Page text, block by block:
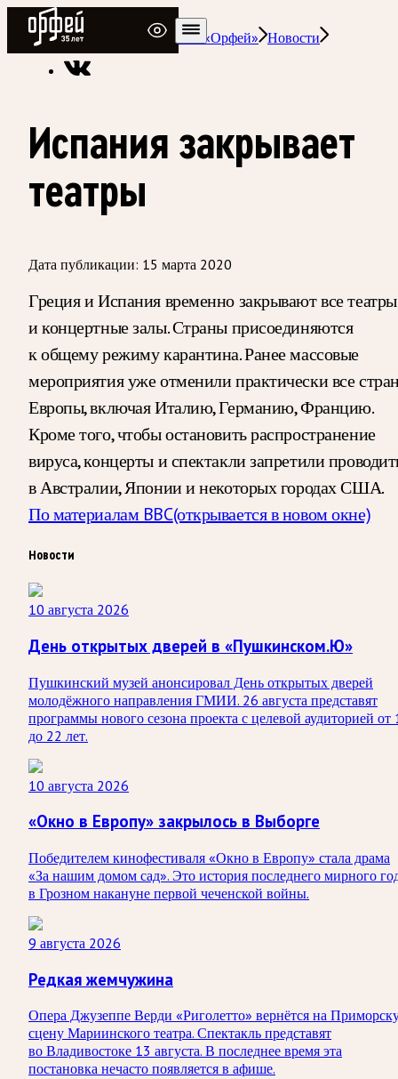
Радио Орфей
Радио классической музыки «Орфей» Новости
Испания закрывает
театры
Дата публикации: 15 марта 2020
Греция и Испания временно закрывают все театры
и концертные залы. Страны присоединяются
к общему режиму карантина. Ранее массовые
мероприятия уже отменили практически все
Европы, включая Италию, Германию, Францию.
Кроме того, чтобы остановить распространение
вируса, концерты и спектакли запретили
в Австралии, Японии и некоторых городах США.
По материалам BBC(открывается в новом окне)
Новости
10 августа 2026
День открытых дверей в «Пушкинском.Ю»
Пушкинский музей анонсировал День открытых дверей
молодёжного направления ГМИИ. 26 августа представят
программы нового сезона проекта с целевой аудиторией от
до 22 лет.
10 августа 2026
«Окно в Европу» закрылось в Выборге
Победителем кинофестиваля «Окно в Европу» стала драма
«За нашим домом сад». Это история последнего мирного
в Грозном накануне первой чеченской войны.
9 августа 2026
Редкая жемчужина
Опера Джузеппе Верди «Риголетто» вернётся на
сцену Мариинского театра. Спектакль представят
во Владивостоке 13 августа. В последнее время эта
постановка нечасто появляется в афише.